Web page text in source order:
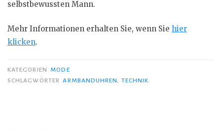
selbstbewussten Mann.
Mehr Informationen erhalten Sie, wenn Sie hier
klicken.
KATEGORIEN
MODE
SCHLAGWÖRTER ARMBANDUHREN, TECHNIK